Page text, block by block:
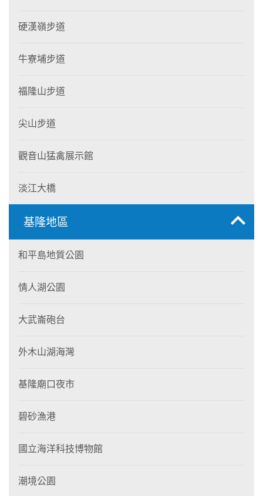
硬漢嶺步道
牛寮埔步道
福隆山步道
尖山步道
觀音山猛禽展示館
淡江大橋
基隆地區
和平島地質公園
情人湖公園
大武崙砲台
外木山湖海灣
基隆廟口夜市
碧砂漁港
國立海洋科技博物館
潮境公園